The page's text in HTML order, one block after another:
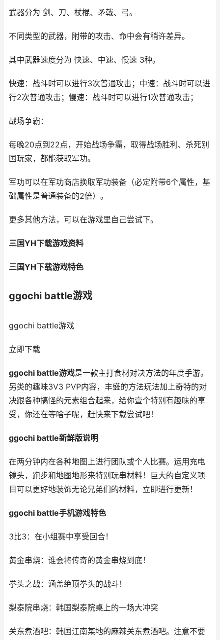
武器分为 剑、刀、杖棍、矛戟、弓。
不同类型的武器，附带的攻击、命中会有稍许差异。
其中武器速度分为 快速、中速、慢速 3种。
快速：战斗时可以进行3次普通攻击；中速：战斗时可以进
行2次普通攻击；慢速：战斗时可以进行1次普通攻击；
战场争霸：
每晚20点到22点，开始战场争霸，取得战场胜利、杀死别
国玩家，都能获取军功。
军功可以在军功商店换取军功装备（必定附带6个属性，基
础属性是普通装备的2倍）。
更多其他方法，可以在游戏里自己尝试下。
三国YH下载游戏资料
三国YH下载游戏特色
ggochi battle游戏
ggochi battle游戏
立即下载
ggochi battle游戏是一款主打食材对决方法的年度手游。
另类的趣味3V3 PVP内容，丰盛的方法玩法加上奇特的对
决跟各种搞怪的元素组合起来，给你壹个特别有趣味的享
受，你还在等啥子呢，赶快来下载尝试吧！
ggochi battle新鲜版说明
在两分钟内在各种地图上进行团队或个人比赛。运用充电
镜头，跑步和地图地形来特别玩串材料！巨大的自定义项
目可以更好地装饰无论兄弟们的材料，立即进行更新！
ggochi battle手机游戏特色
3比3：在小组赛中享受回合！
黄金串烧：谁会将传奇的黄金串烧到底！
拳头之战：涵盖绝顶拳头的战斗！
梨泰院串烧：韩国梨泰院桌上的一场大冲突
关东煮酒吧：韩国江南某地的麻辣关东煮酒吧。注意不要